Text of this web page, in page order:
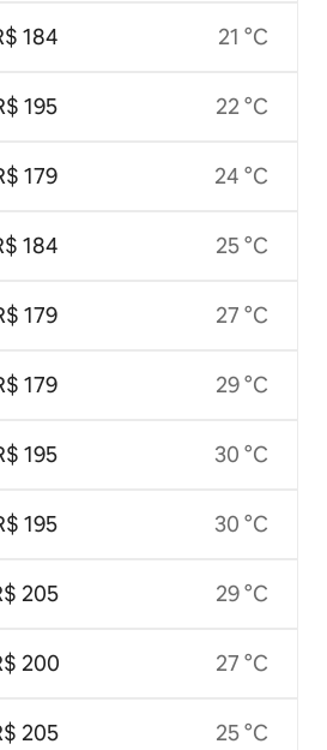
184
195
179
184
179
179
195
195
205
200
205
21 °C
22 °C
24 °C
25 °C
27 °C
29 °C
30 °C
30 °C
29 °C
27 °C
25 °C